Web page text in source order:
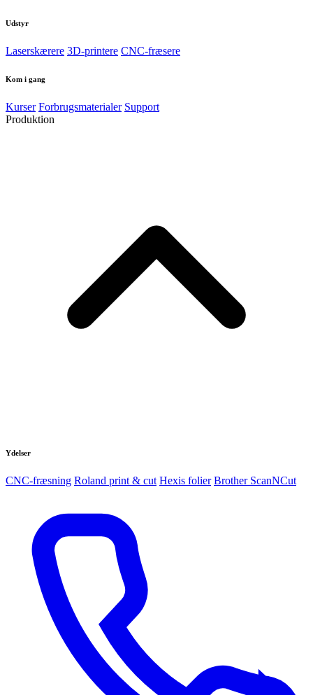
Udstyr
Laserskærere 3D-printere CNC-fræsere
Kom i gang
Kurser Forbrugsmaterialer Support
Produktion
Ydelser
CNC-fræsning Roland print & cut Hexis folier Brother ScanNCut